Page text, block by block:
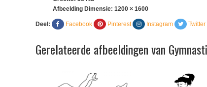
Afbeelding Dimensie: 1200 × 1600
Deel: Facebook Pinterest Instagram Twitter
Gerelateerde afbeeldingen van